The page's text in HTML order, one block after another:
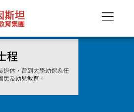
程
退休，曾到大學幼保系任
民及幼兒教育。